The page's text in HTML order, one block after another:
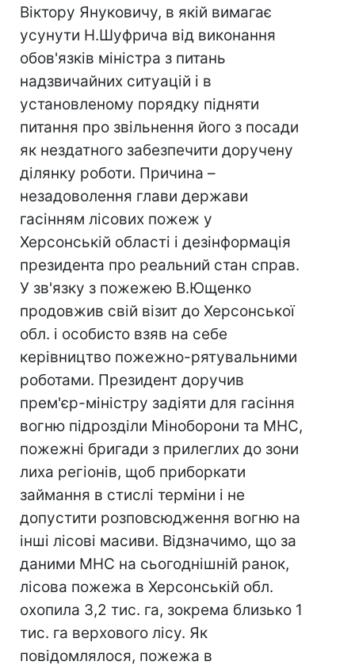
Віктору Януковичу, в якій вимагає
усунути Н.Шуфрича від виконання
обов'язків міністра з питань
надзвичайних ситуацій і в
установленому порядку підняти
питання про звільнення його з посади
як нездатного забезпечити доручену
ділянку роботи. Причина –
незадоволення глави держави
гасінням лісових пожеж у
Херсонській області і дезінформація
президента про реальний стан справ.
У зв'язку з пожежею В.Ющенко
продовжив свій візит до Херсонської
обл. і особисто взяв на себе
керівництво пожежно-рятувальними
роботами. Президент доручив
прем'єр-міністру задіяти для гасіння
вогню підрозділи Міноборони та МНС,
пожежні бригади з прилеглих до зони
лиха регіонів, щоб приборкати
займання в стислі терміни і не
допустити розповсюдження вогню на
інші лісові масиви. Відзначимо, що за
даними МНС на сьогоднішній ранок,
лісова пожежа в Херсонській обл.
охопила 3,2 тис. га, зокрема близько 1
тис. га верхового лісу. Як
повідомлялося, пожежа в